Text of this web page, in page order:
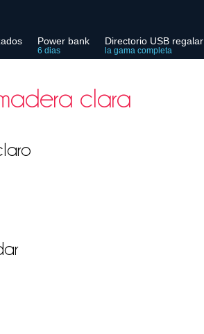
Power bank
6 dias
Directorio USB regalar
la gama completa
clara